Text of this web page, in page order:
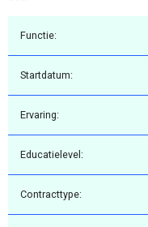
Functie:
Startdatum:
Ervaring:
Educatielevel:
Contracttype: